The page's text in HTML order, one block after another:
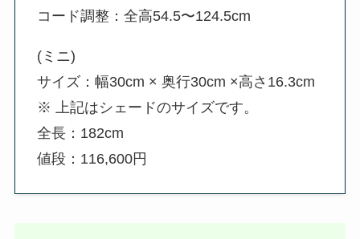
コード調整：全高54.5〜124.5cm
(ミニ)
サイズ：幅30cm × 奥行30cm ×高さ16.3cm
※ 上記はシェードのサイズです。
全長：182cm
値段：116,600円